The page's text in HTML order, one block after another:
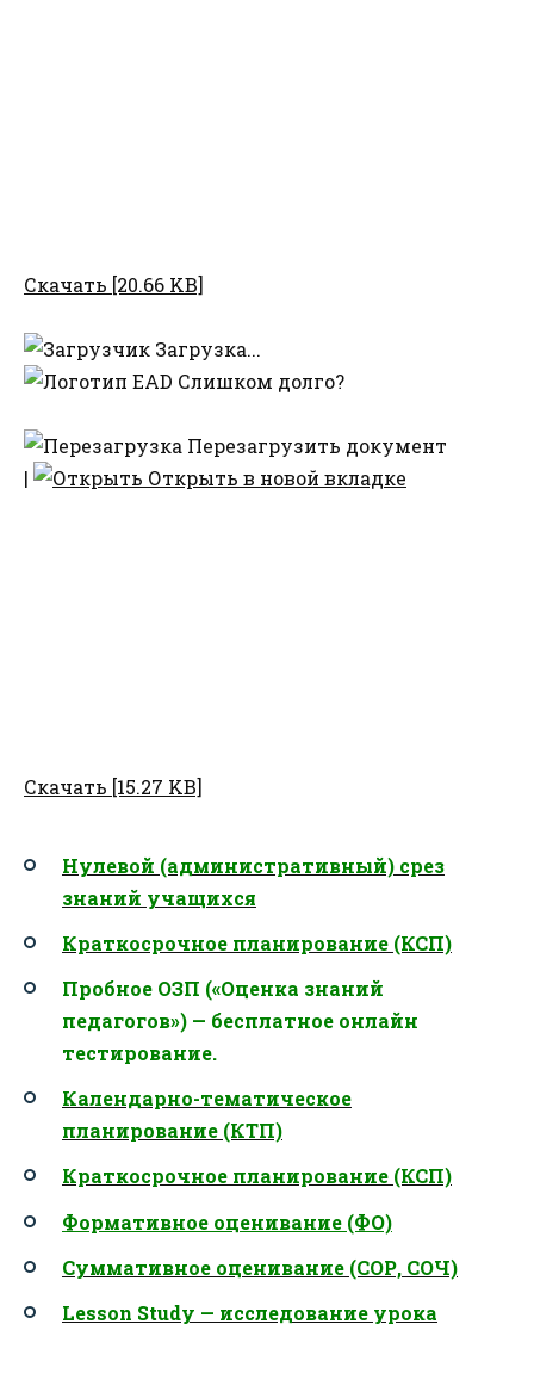
Скачать [20.66 KB]
Загрузка...
Слишком долго?
Перезагрузить документ
|
Открыть в новой вкладке
Скачать [15.27 KB]
Нулевой (административный) срез
знаний учащихся
Краткосрочное планирование (КСП)
Пробное ОЗП («Оценка знаний
педагогов») — бесплатное онлайн
тестирование.
Календарно-тематическое
планирование (КТП)
Краткосрочное планирование (КСП)
Формативное оценивание (ФО)
Суммативное оценивание (СОР, СОЧ)
Lesson Study — исследование урока